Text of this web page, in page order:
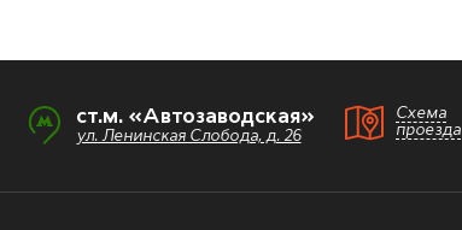
ст.м. «Автозаводская»
ул. Ленинская Слобода, д. 26
Схема
проезда